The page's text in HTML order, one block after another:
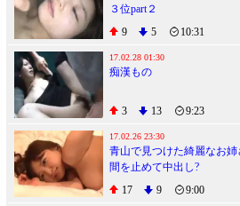
３位part２
9
5 10:31
17.02.28 01:30
痴漢もの
3 13 9:23
17.02.26 23:30
青山で見つけた綺麗なお姉
間を止めて中出し?
17
9 9:00